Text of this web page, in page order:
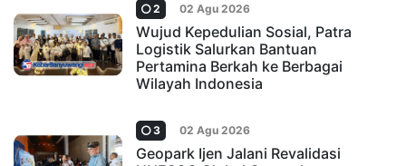
2 02 Agu 2026
Wujud Kepedulian Sosial, Patra
Logistik Salurkan Bantuan
Pertamina Berkah ke Berbagai
Wilayah Indonesia
3 02 Agu 2026
Geopark Ijen Jalani Revalidasi